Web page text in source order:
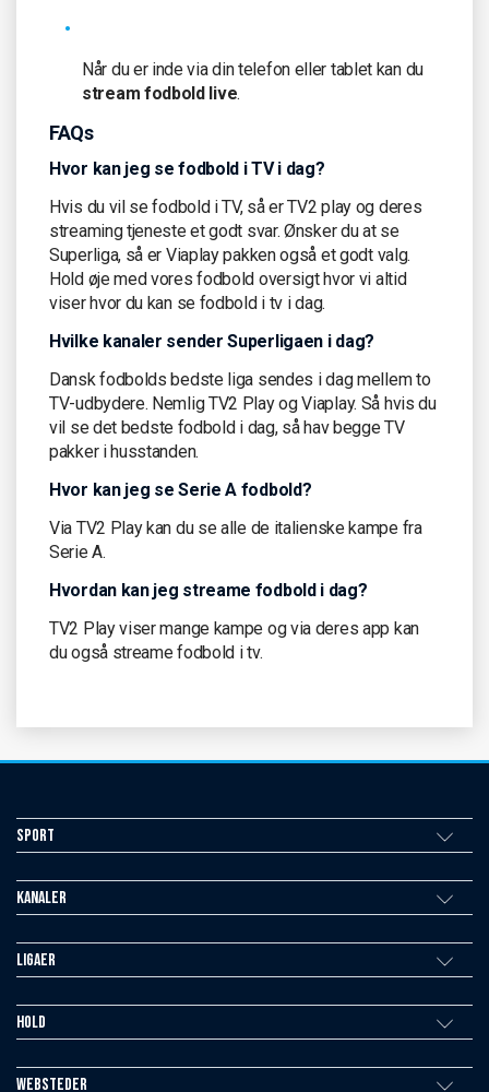
Når du er inde via din telefon eller tablet kan du
stream fodbold live.
FAQs
Hvor kan jeg se fodbold i TV i dag?
Hvis du vil se fodbold i TV, så er TV2 play og deres
streaming tjeneste et godt svar. Ønsker du at se
Superliga, så er Viaplay pakken også et godt valg.
Hold øje med vores fodbold oversigt hvor vi altid
viser hvor du kan se fodbold i tv i dag.
Hvilke kanaler sender Superligaen i dag?
Dansk fodbolds bedste liga sendes i dag mellem to
TV-udbydere. Nemlig TV2 Play og Viaplay. Så hvis du
vil se det bedste fodbold i dag, så hav begge TV
pakker i husstanden.
Hvor kan jeg se Serie A fodbold?
Via TV2 Play kan du se alle de italienske kampe fra
Serie A.
Hvordan kan jeg streame fodbold i dag?
TV2 Play viser mange kampe og via deres app kan
du også streame fodbold i tv.
Sport
Kanaler
Ligaer
Hold
Websteder